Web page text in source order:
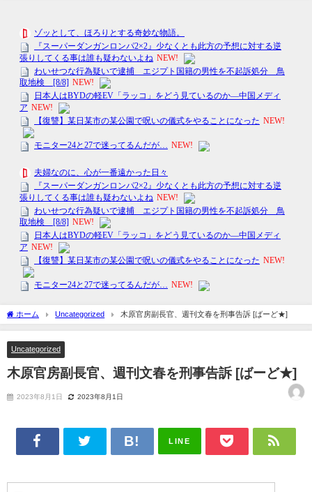
ホーム Uncategorized 木原官房副長官、週刊文春を刑事告訴 [ばーど★]
Uncategorized
木原官房副長官、週刊文春を刑事告訴 [ばーど★]
2023年8月1日 2023年8月1日
LINE